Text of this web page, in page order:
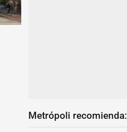
Metrópoli recomienda: